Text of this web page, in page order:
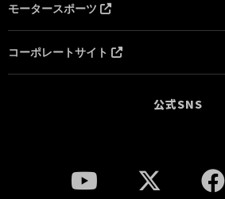
モータースポーツ
コーポレートサイト
公式SNS